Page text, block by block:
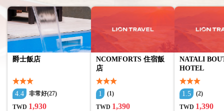
爵士飯店
4.4
非常好(27)
TWD 1,930
NCOMFORTS 住宿飯
店
1
(1)
TWD 1,390
NATALI
HOTEL
1.5
(2)
TWD 1,390